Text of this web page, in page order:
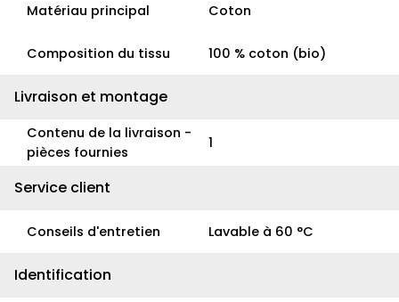
Matériau principal Coton
Composition du tissu 100 % coton (bio)
Livraison et montage
Contenu de la livraison -
pièces fournies
1
Service client
Conseils d'entretien Lavable à 60 °C
Identification